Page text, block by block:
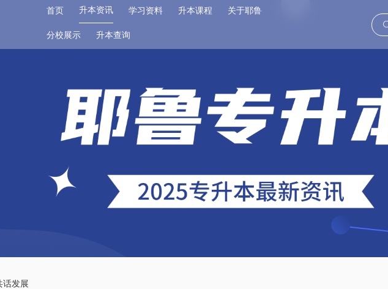
首页 升本资讯 学习资料 升本课程 关于耶鲁
分校展示 升本查询
话发展